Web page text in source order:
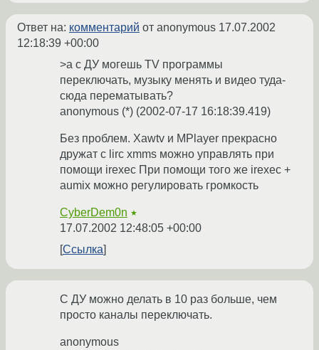
Ответ на: комментарий от anonymous 17.07.2002
12:18:39 +00:00
>а с ДУ могешь TV программы
переключать, музыку менять и видео туда-
сюда перематывать?
anonymous (*) (2002-07-17 16:18:39.419)
Без проблем. Xawtv и MPlayer прекрасно
дружат с lirc xmms можно управлять при
помощи irexec При помощи того же irexec +
aumix можно регулировать громкость
CyberDem0n ★
17.07.2002 12:48:05 +00:00
Ссылка
С ДУ можно делать в 10 раз больше, чем
просто каналы переключать.
anonymous